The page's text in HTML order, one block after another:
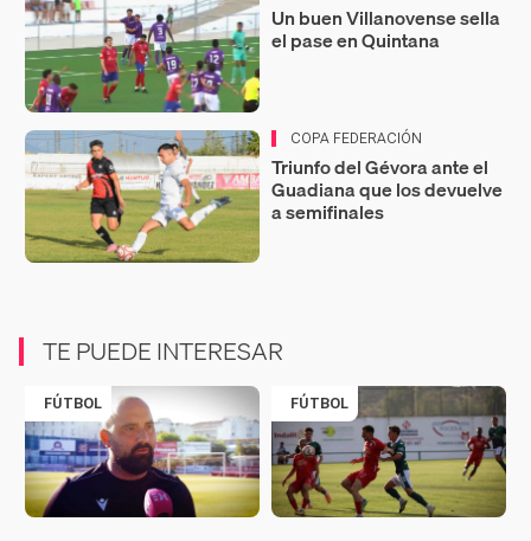
Un buen Villanovense sella
el pase en Quintana
COPA FEDERACIÓN
Triunfo del Gévora ante el
Guadiana que los devuelve
a semifinales
TE PUEDE INTERESAR
FÚTBOL FÚTBOL